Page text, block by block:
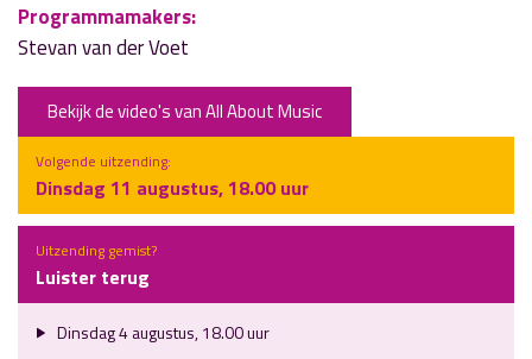
Programmamakers:
Stevan van der Voet
Bekijk de video's van All About Music
Volgende uitzending:
Dinsdag 11 augustus, 18.00 uur
Uitzending gemist?
Luister terug
Dinsdag 4 augustus, 18.00 uur